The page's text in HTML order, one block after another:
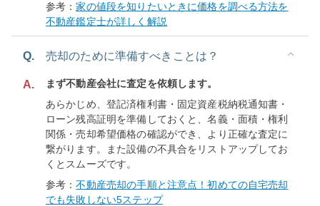
参考：家の値段を知りたいときに価格を調べる方法を
不動産鑑定士が詳しく解説
Q. 売却のために準備すべきことは？
A.
まず不動産会社に査定を依頼します。
あらかじめ、登記済権利書・固定資産税納税通知書・
ローン残高証明を準備しておくと、名義・面積・権利
関係・売却希望価格の確認ができ、より正確な査定に
繋がります。また設備の不具合をリストアップしてお
くとスムーズです。
参考：不動産売却の手順と注意点！初めての自宅売却
でも失敗しない5ステップ